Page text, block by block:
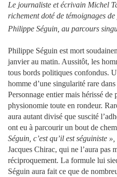
Le journaliste et écrivain Michel
richement doté de témoignages
Philippe Séguin, au parcours
Philippe Séguin est mort
janvier au matin. Aussitôt, les
tous bords politiques confondus.
homme d’une singularité rare
Personnage entier mais hérissé de
physionomie toute en rondeur.
aura autant divisé que suscité
ont eu à parcourir un bout de
Séguin, c’est qu’il est séguiniste »,
Jacques Chirac, qui ne l’aura pas
réciproquement. La formule lui
Séguin aura fait ce que de